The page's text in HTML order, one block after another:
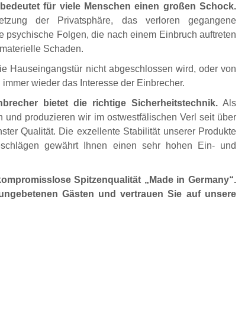
für viele Menschen einen großen Schock.
der Privatsphäre, das verloren gegangene
psychische Folgen, die nach einem Einbruch auftreten
Schaden.
Hauseingangstür nicht abgeschlossen wird, oder von
wieder das Interesse der Einbrecher.
bietet die richtige Sicherheitstechnik.Als
und produzieren wir im ostwestfälischen Verl seit über
Qualität. Die exzellente Stabilität unserer Produkte
gewährt Ihnen einen sehr hohen Ein- und
Spitzenqualität „Made in Germany“.
Gästen und vertrauen Sie auf unsere